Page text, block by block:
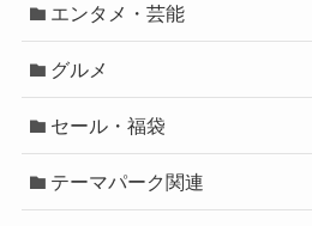
エンタメ・芸能
グルメ
セール・福袋
テーマパーク関連